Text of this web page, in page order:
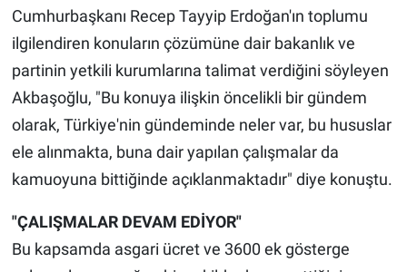
Cumhurbaşkanı Recep Tayyip Erdoğan'ın toplumu
ilgilendiren konuların çözümüne dair bakanlık ve
partinin yetkili kurumlarına talimat verdiğini söyleyen
Akbaşoğlu, "Bu konuya ilişkin öncelikli bir gündem
olarak, Türkiye'nin gündeminde neler var, bu hususlar
ele alınmakta, buna dair yapılan çalışmalar da
kamuoyuna bittiğinde açıklanmaktadır" diye konuştu.
"ÇALIŞMALAR DEVAM EDİYOR"
Bu kapsamda asgari ücret ve 3600 ek gösterge